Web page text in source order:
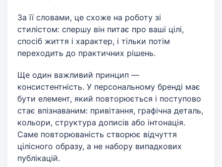
За її словами, це схоже на роботу зі
стилістом: спершу він питає про ваші цілі,
спосіб життя і характер, і тільки потім
переходить до практичних рішень.
Ще один важливий принцип —
консистентність. У персональному бренді має
бути елемент, який повторюється і поступово
стає впізнаваним: привітання, графічна деталь,
кольори, структура дописів або інтонація.
Саме повторюваність створює відчуття
цілісного образу, а не набору випадкових
публікацій.